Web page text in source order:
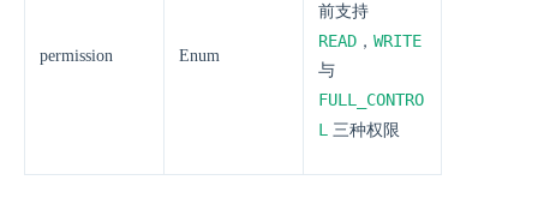
permission Enum
前支持
READ ， WRITE
与
FULL_CONTRO
L
三种权限